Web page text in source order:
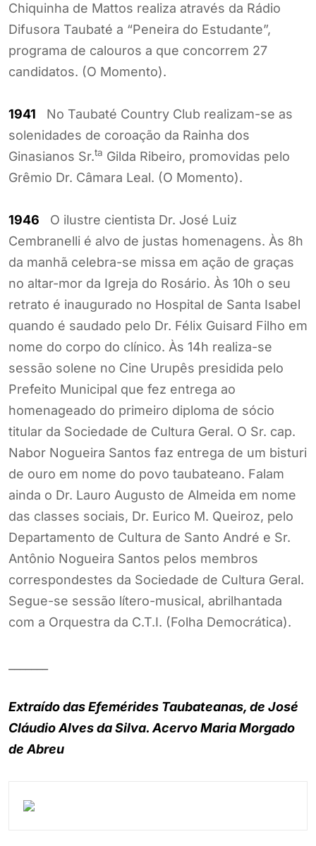
Chiquinha de Mattos realiza através da Rádio
Difusora Taubaté a “Peneira do Estudante”,
programa de calouros a que concorrem 27
candidatos. (O Momento).
1941 No Taubaté Country Club realizam-se as
solenidades de coroação da Rainha dos
Ginasianos Sr.ta Gilda Ribeiro, promovidas pelo
Grêmio Dr. Câmara Leal. (O Momento).
1946 O ilustre cientista Dr. José Luiz
Cembranelli é alvo de justas homenagens. Às 8h
da manhã celebra-se missa em ação de graças
no altar-mor da Igreja do Rosário. Às 10h o seu
retrato é inaugurado no Hospital de Santa Isabel
quando é saudado pelo Dr. Félix Guisard Filho em
nome do corpo do clínico. Às 14h realiza-se
sessão solene no Cine Urupês presidida pelo
Prefeito Municipal que fez entrega ao
homenageado do primeiro diploma de sócio
titular da Sociedade de Cultura Geral. O Sr. cap.
Nabor Nogueira Santos faz entrega de um bisturi
de ouro em nome do povo taubateano. Falam
ainda o Dr. Lauro Augusto de Almeida em nome
das classes sociais, Dr. Eurico M. Queiroz, pelo
Departamento de Cultura de Santo André e Sr.
Antônio Nogueira Santos pelos membros
correspondestes da Sociedade de Cultura Geral.
Segue-se sessão lítero-musical, abrilhantada
com a Orquestra da C.T.I. (Folha Democrática).
Extraído das Efemérides Taubateanas, de José
Cláudio Alves da Silva. Acervo Maria Morgado
de Abreu